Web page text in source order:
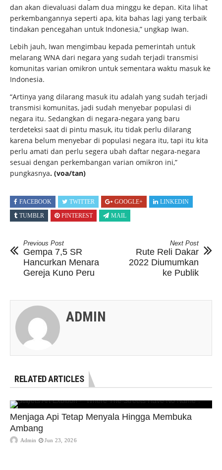
dan akan dievaluasi dalam dua minggu ke depan. Kita lihat
perkembangannya seperti apa, kita bahas lagi yang terbaik
tindakan pencegahan untuk Indonesia,” ungkap Iwan.
Lebih jauh, Iwan mengimbau kepada pemerintah untuk
melarang WNA dari negara yang sudah terjadi transmisi
komunitas varian omikron untuk sementara waktu masuk ke
Indonesia.
“Artinya yang dilarang masuk itu adalah yang sudah terjadi
transmisi komunitas, jadi sudah menyebar populasi di
negara itu. Sedangkan di negara-negara yang baru
terdeteksi saat di pintu masuk, itu tidak perlu dilarang
karena belum menyebar di populasi negara itu, tapi itu kita
perlu amati dan perlu segera ubah daftar negara-negara
sesuai dengan perkembangan varian omikron ini,”
pungkasnya. (voa/tan)
FACEBOOK TWITTER GOOGLE+
LINKEDIN
TUMBLR
PINTEREST MAIL
Previous Post
Gempa 7,5 SR
Hancurkan Menara
Gereja Kuno Peru
Next Post
Rute Reli Dakar
2022 Diumumkan
ke Publik
ADMIN
RELATED ARTICLES
Menjaga Api Tetap Menyala Hingga Membuka
Ambang
Admin Jun 23, 2026